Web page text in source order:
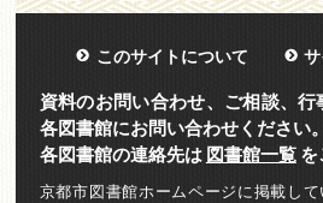
このサイトについて
資料のお問い合わせ、ご相談、
各図書館にお問い合わせください。
各図書館の連絡先は 図書館一覧を
京都市図書館ホームページに掲載し